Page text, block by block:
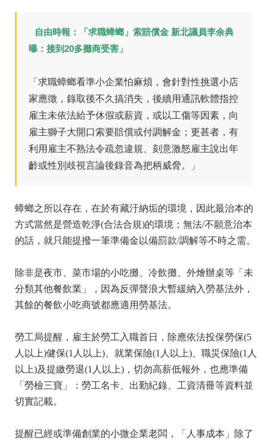
自由時報：「求職蟑螂」索賠償金 新北議員李余典
曝：接到20多攤商受害」
「求職蟑螂看準小企業怕麻煩，會針對性挑選小店
家應徵，錄取後不久搞消失，後續用通訊軟體指控
雇主未依法給予休假或薪資，或以工傷等因素，向
雇主獅子大開口索要賠償或付調解金；更甚者，有
利用雇主不熟法令疏忽違規、刻意激怒雇主說出年
齡或性別歧視言論後錄音為把柄威脅。」
蟑螂之所以存在，在於有藏汙納垢的環境，因此最治本的
方式當然是營造乾淨(合法合規)的環境；無法/不願意治本
的話，就只能提撥一筆準備金以備罰款/調解等不時之需。
除非是夜市、菜市場的小吃攤、冷飲攤、外燴辦桌等「未
分類其他餐飲業」，因為反彈聲浪大暫緩納入勞基法外，
其餘的餐飲小吃商號都應適用勞基法。
勞工局提醒，雇主於勞工入職首日，除應依法投保勞保(5
人以上)健保(1人以上)、就業保險(1人以上)、職災保險(1人
以上)及提繳勞退(1人以上)，切勿高薪低報外，也應準備
「勞檢三寶」：勞工名卡、出勤紀錄、工資清冊等資料並
切實記載。
提醒已經或準備創業的小微企業老闆，「人事成本」除了